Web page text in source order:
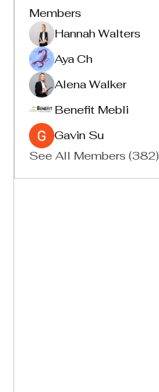
Members
Hannah Walters
Aya Ch
Alena Walker
Benefit Mebli
Gavin Su
See All Members (382)